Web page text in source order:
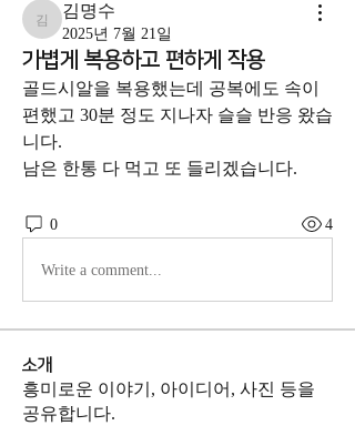
김명수
김명수
2025년 7월 21일
가볍게 복용하고 편하게 작용
골드시알을 복용했는데 공복에도 속이
편했고 30분 정도 지나자 슬슬 반응 왔습
니다.
남은 한통 다 먹고 또 들리겠습니다.
0 4
Write a comment...
소개
흥미로운 이야기, 아이디어, 사진 등을
공유합니다.